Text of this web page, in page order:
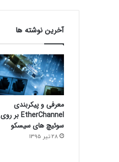
آخرین نوشته ها
معرفی و پیکربندی
EtherChannel بر روی
سوئیچ های سیسکو
28 تیر 1395